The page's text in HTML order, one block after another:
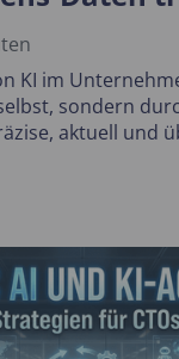
KI im
sondern
aktuell und